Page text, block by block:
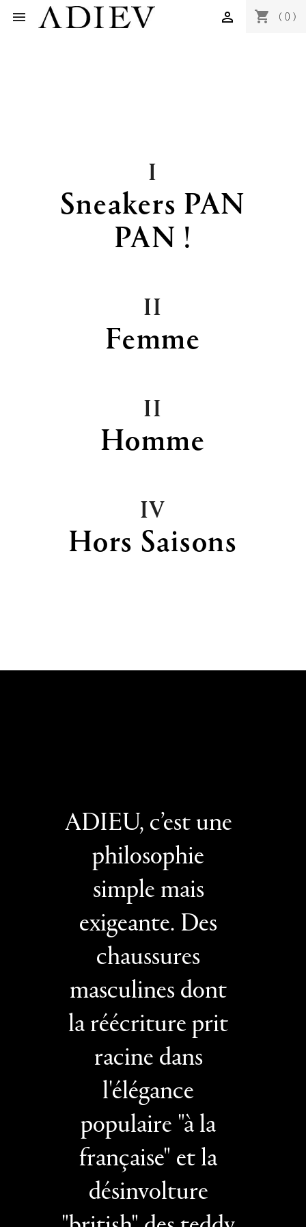
 shopping_cart (0)

I
Sneakers PAN
PAN !
II
Femme
II
Homme
IV
Hors Saisons
ADIEU, c’est une
philosophie
simple mais
exigeante. Des
chaussures
masculines dont
la réécriture prit
racine dans
l'élégance
populaire "à la
française" et la
désinvolture